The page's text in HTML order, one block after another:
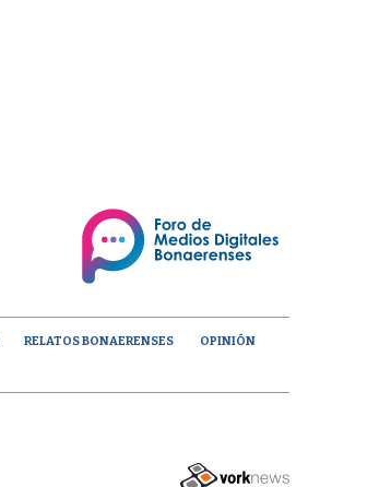
RELATOS BONAERENSES
OPINIÓN